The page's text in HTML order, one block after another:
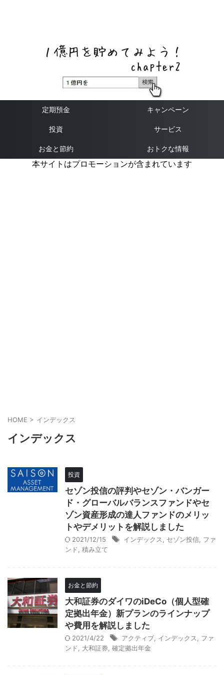
定期預金 キャンペーン
投資 サービス
お金と節約 おトクな情報
本サイトはプロモーションが含まれています
HOME > インデックス
インデックス
投資
セゾン投信の評判やセゾン・バンガー
ド・グローバルバランスファンドやセ
ゾン資産形成の達人ファンドのメリッ
トやデメリットを解説しました
2021/12/15 インデックス セゾン投信 ファ
ンド
積み立て
お金と節約
大和証券のダイワのiDeCo（個人型確
定拠出年金）新プランのラインナップ
や費用を解説しました
2021/4/22 アクティブ インデックス
ファ
ンド
大和証券 確定拠出年金